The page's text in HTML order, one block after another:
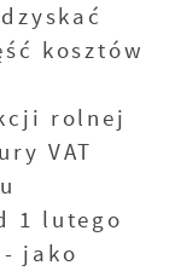
kosztów
rolnej
VAT
1 lutego
jako